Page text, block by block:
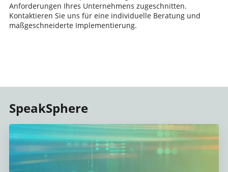
Anforderungen Ihres Unternehmens zugeschnitten.
Kontaktieren Sie uns für eine individuelle Beratung und
maßgeschneiderte Implementierung.
SpeakSphere